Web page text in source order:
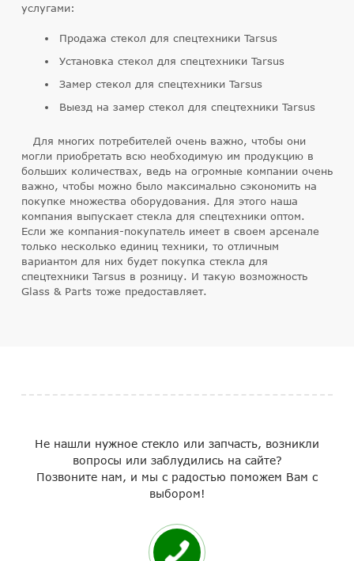
услугами:
Продажа стекол для спецтехники Tarsus
Установка стекол для спецтехники Tarsus
Замер стекол для спецтехники Tarsus
Выезд на замер стекол для спецтехники Tarsus
Для многих потребителей очень важно, чтобы они
могли приобретать всю необходимую им продукцию в
больших количествах, ведь на огромные компании очень
важно, чтобы можно было максимально сэкономить на
покупке множества оборудования. Для этого наша
компания выпускает стекла для спецтехники оптом.
Если же компания-покупатель имеет в своем арсенале
только несколько единиц техники, то отличным
вариантом для них будет покупка стекла для
спецтехники Tarsus в розницу. И такую возможность
Glass & Parts тоже предоставляет.
Не нашли нужное стекло или запчасть, возникли
вопросы или заблудились на сайте?
Позвоните нам, и мы с радостью поможем Вам с
выбором!